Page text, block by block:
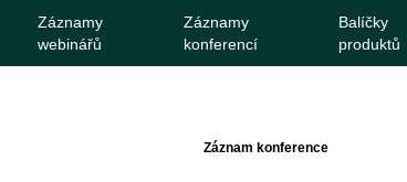
Záznamy
webinářů
Záznamy
konferencí
Balíčky
produktů
Záznam konference